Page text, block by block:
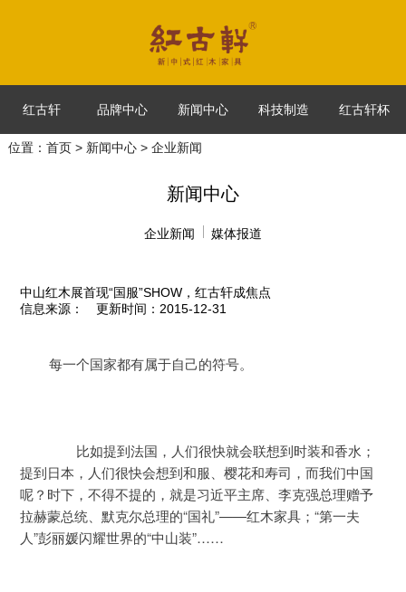
红古轩 品牌中心 新闻中心 科技制造 红古轩杯
位置： 首页> 新闻中心> 企业新闻
新闻中心
企业新闻 媒体报道
中山红木展首现“国服”SHOW，红古轩成焦点
信息来源：
更新时间：2015-12-31
	每一个国家都有属于自己的符号。
提到日本，人们很快会想到和服、樱花和寿司，而我们中国
呢？时下，不得不提的，就是习近平主席、李克强总理赠予
拉赫蒙总统、默克尔总理的“国礼”——红木家具；“第一夫
人”彭丽媛闪耀世界的“中山装”……